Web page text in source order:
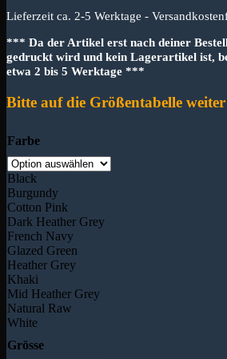
Lieferzeit ca. 2-5 Werktage -
*** Da der Artikel erst nach deiner
gedruckt wird und kein Lagerartikel ist,
etwa 2 bis 5 Werktage ***
Bitte auf die Größentabelle
Farbe
Black
Burgundy
Cotton Pink
Dark Heather Grey
French Navy
Glazed Green
Heather Grey
Khaki
Mid Heather Grey
Natural Raw
White
Grösse